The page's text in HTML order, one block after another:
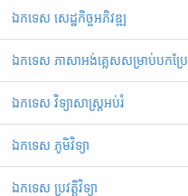
ឯកទេស សេដ្ឋកិច្ចអភិវឌ្ឍ
ឯកទេស ភាសាអង់គ្លេសសម្រាប់បកប្រែ
ឯកទេស វិទ្យាសាស្ត្រអប់រំ
ឯកទេស ភូមិវិទ្យា
ឯកទេស ប្រវត្តិវិទ្យា